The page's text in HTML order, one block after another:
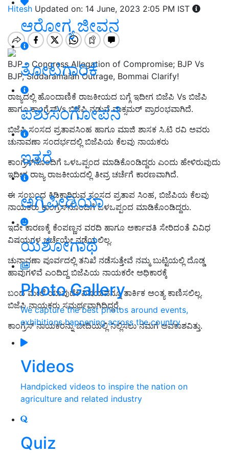
ಆರೋಗ್ಯ ಜೀವನ
ತೋಟಗಾರಿಕೆ
ಪಶುಸಂಗೋಪನೆ
ಇತರೆ
ಅಗ್ರಿಪೀಡಿಯಾ
ಯಶೋಗಾಥೆ
Photo Gallery
We capture the best photos around events,
exhibitions happening across the country
Videos
Handpicked videos to inspire the nation on
agriculture and related industry
Quiz
Hitesh Updated on: 14 June, 2023 2:05 PM IST
BJP – Congress Allegation of Compromise; BJP Vs
BJP, Siddaramaiah Outrage, Bommai Clarify!
ರಾಜ್ಯದಲ್ಲಿ ಹೊಂದಾಣಿಕೆ ರಾಜಕೀಯದ ಬಗ್ಗೆ ಇದೀಗ ಬಿಜೆಪಿ Vs ಬಿಜೆಪಿ
ಹಾಗೂ ಕಾಂಗ್ರೆಸ್Vs ಬಿಜೆಪಿ ನಡುವೆ ವಾಕ್ಸಮರ್‌ ಪ್ರಾರಂಭವಾಗಿದೆ.
ಬಿಜೆಪಿ ಸಂಸದ ಪ್ರತಾಪಸಿಂಹ ಹಾಗೂ ಮಾಜಿ ಶಾಸಕ ಸಿ.ಟಿ ರವಿ ಅವರು
ಚುನಾವಣಾ ಸಂದರ್ಭದಲ್ಲಿ ಬಿಜೆಪಿಯ ಕೆಲವು ನಾಯಕರು
ಕಾಂಗ್ರೆಸ್‌ನೊಂದಿಗೆ ಒಳಒಪ್ಪಂದ ಮಾಡಿಕೊಂಡಿದ್ದರು ಎಂದು ಹೇಳಿರುವುದು
ಇದೀಗ ರಾಜ್ಯ ರಾಜಕೀಯದಲ್ಲಿ ತೀವ್ರ ಚರ್ಚೆಗೆ ಕಾರಣವಾಗಿದೆ.
ಈ ಸಂಬಂಧ ಕಿಡಿಕಾರಿರುವ ಸಂಸದ ಪ್ರತಾಪ ಸಿಂಹ, ಬಿಜೆಪಿಯ ಕೆಲವು
ನಾಯಕರು ಕಾಂಗ್ರೆಸ್‌ನೊಂದಿಗೆ ಒಳಒಪ್ಪಂದ ಮಾಡಿಕೊಂಡಿದ್ದರು.
ಇದೇ ಕಾರಣಕ್ಕೆ ಕೆಂಪಣ್ಣನ ವರದಿ ಹಾಗೂ ಅರ್ಕಾವತಿ ಸೇರಿದಂತೆ ವಿವಿಧ
ವಿಷಯಗಳ ಚರ್ಚೆಯೇ ನಡೆಯಲಿಲ್ಲ.
ಚುನಾವಣಾ ಪೂರ್ವದಲ್ಲಿ ತನಿಖೆ ನಡೆಸುತ್ತೇವೆ ನಮ್ಮ ಬುಟ್ಟಿಯಲ್ಲಿ ದೊಡ್ಡ
ಹಾವುಗಳಿವೆ ಎಂದಿದ್ದ ಬಿಜೆಪಿಯ ನಾಯಕರೇ ಅಧಿಕಾರಕ್ಕೆ
ಬಂದ ಮೇಲೆ ಯಾವುದೇ ವಿಷಯವನ್ನೂ ತಾರ್ಕಿಕ ಅಂತ್ಯ ಕಾಣಿಸಲಿಲ್ಲ.
ಬಿಜೆಪಿ ನಾಯಕರು ಸಮರ್ಥವಾಗಿದಿದ್ದರೆ,
ಕಾಂಗ್ರೆಸ್‌ ನಾಯಕರನ್ನು ಬೀದಿಯಲ್ಲಿ ನಿಲ್ಲಿಸಲು ನಮಗೆ ಅವಕಾಶವಿತ್ತು.